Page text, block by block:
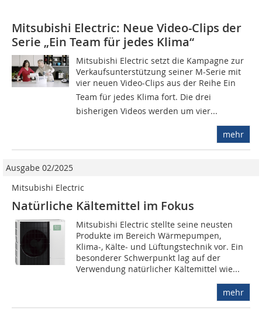
Mitsubishi Electric: Neue Video-Clips der
Serie „Ein Team für jedes Klima“
Mitsubishi Electric setzt die Kampagne zur
Verkaufsunterstützung seiner M-Serie mit
vier neuen Video-Clips aus der Reihe Ein
Team für jedes Klima fort. Die drei
bisherigen Videos werden um vier...
mehr
Ausgabe 02/2025
Mitsubishi Electric
Natürliche Kältemittel im Fokus
Mitsubishi Electric stellte seine neusten
Produkte im Bereich Wärmepumpen,
Klima-, Kälte- und Lüftungstechnik vor. Ein
besonderer Schwerpunkt lag auf der
Verwendung natürlicher Kältemittel wie...
mehr